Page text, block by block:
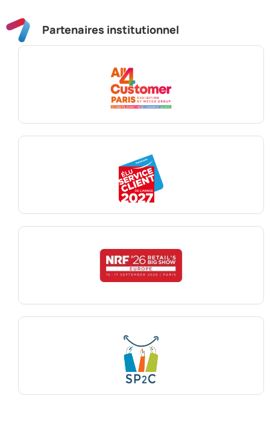
Partenaires institutionnel